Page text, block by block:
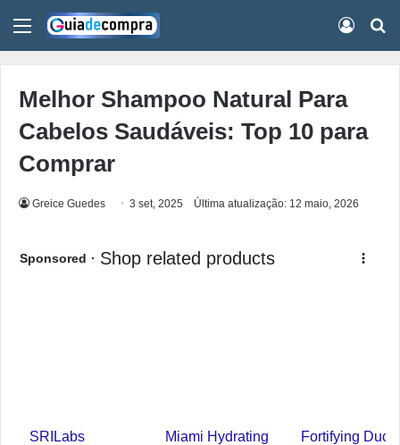
Menu
Melhor Shampoo Natural Para
Cabelos Saudáveis: Top 10 para
Comprar
Greice Guedes 3 set, 2025 Última atualização: 12 maio, 2026